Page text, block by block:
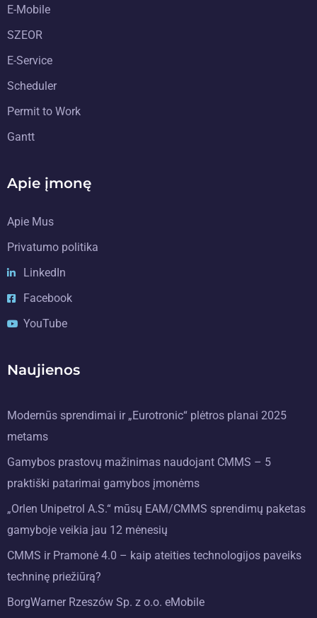
E-Mobile
SZEOR
E-Service
Scheduler
Permit to Work
Gantt
Apie įmonę
Apie Mus
Privatumo politika
LinkedIn
Facebook
YouTube
Naujienos
Modernūs sprendimai ir „Eurotronic“ plėtros planai 2025
metams
Gamybos prastovų mažinimas naudojant CMMS – 5
praktiški patarimai gamybos įmonėms
„Orlen Unipetrol A.S.“ mūsų EAM/CMMS sprendimų paketas
gamyboje veikia jau 12 mėnesių
CMMS ir Pramonė 4.0 – kaip ateities technologijos paveiks
techninę priežiūrą?
BorgWarner Rzeszów Sp. z o.o. eMobile